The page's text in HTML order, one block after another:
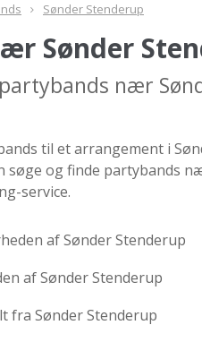
Sønder Stenderup
Sønder
nær
til et arrangement i
søge og finde partybands
service.
af Sønder Stenderup
af Sønder Stenderup
fra Sønder Stenderup